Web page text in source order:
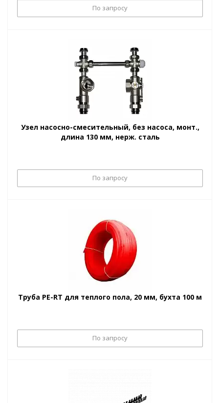
По запросу
Узел насосно-смесительный, без насоса, монт.,
длина 130 мм, нерж. сталь
По запросу
Труба PE-RT для теплого пола, 20 мм, бухта 100 м
По запросу